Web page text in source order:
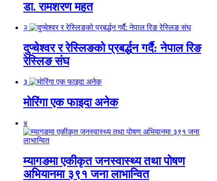
डा. रामशरण महत
२
दुप्चेश्वर र रेस्लिङको प्रबर्द्धन गर्दै: नेपाल रिङ
रेस्लिङ संघ
३
मोरिंगा एक फाइदा अनेक
४
म्यागङमा एकीकृत जनस्वास्थ्य तथा पोषण
अभियानमा ३९१ जना लाभान्वित